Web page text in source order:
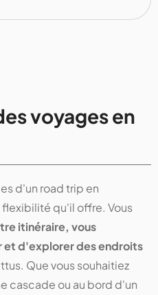
voyages en
d'un road trip en
qu'il offre. Vous
itinéraire, vous
et d'explorer des endroits
Que vous souhaitiez
cascade ou au bord d'un